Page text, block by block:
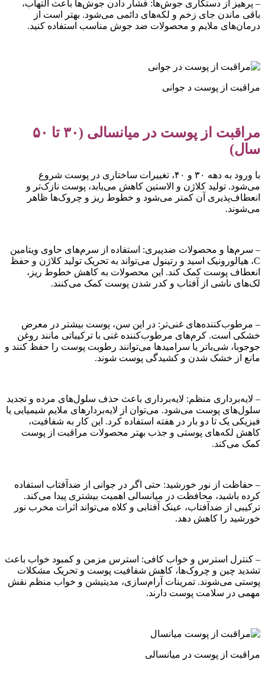
– پرهیز از دستکاری جوش‌ها: فشار دادن جوش‌ها باعث التهاب،
باقی ماندن جای زخم و لکه‌های دائمی می‌شود. بهتر است از
درمان‌های ملایم و محصولات ضد جوش مناسب استفاده کنید.
مراقبت از پوست د جوانی
مراقبت از پوست در میانسالی (۳۰ تا ۵۰
سال)
با ورود به دهه ۳۰ و ۴۰، تغییرات ساختاری در پوست شروع
می‌شود. تولید کلاژن و الاستین کاهش می‌یابد، پوست نازک‌تر و
انعطاف‌پذیری آن کمتر می‌شود و خطوط ریز و چروک‌ها ظاهر
می‌شوند.
– سرم‌ها و محصولات ضدپیری: استفاده از سرم‌های حاوی ویتامین
C، هیالورونیک اسید و رتینول می‌تواند به تحریک تولید کلاژن و حفظ
انعطاف پوست کمک کند. این محصولات به کاهش خطوط ریز،
لک‌های ناشی از آفتاب و کدر شدن پوست کمک می‌کنند.
– مرطوب‌کننده‌های غنی‌تر: در این سن، پوست بیشتر در معرض
خشکی است. کرم‌های مرطوب‌کننده غنی با ترکیباتی مانند روغن
جوجوبا، شی‌باتر یا سرامیدها می‌توانند رطوبت پوست را حفظ کنند و
مانع از خشک شدن و کشیدگی پوست شوند.
– لایه‌برداری منظم: لایه‌برداری باعث حذف سلول‌های مرده و تجدید
سلول‌های پوست می‌شود. می‌توان از لایه‌بردارهای ملایم شیمیایی یا
فیزیکی یک تا دو بار در هفته استفاده کرد. این کار به شفافیت،
کاهش لکه‌های پوستی و جذب بهتر محصولات مراقبت از پوست
کمک می‌کند.
– حفاظت از نور خورشید: حتی اگر در جوانی از ضدآفتاب استفاده
کرده باشید، محافظت در میانسالی اهمیت بیشتری پیدا می‌کند.
ترکیبی از ضدآفتاب، عینک آفتابی و کلاه می‌تواند اثرات مخرب نور
خورشید را کاهش دهد.
– کنترل استرس و خواب کافی: استرس مزمن و کمبود خواب باعث
تشدید چین و چروک‌ها، کاهش شفافیت پوست و تحریک مشکلات
پوستی می‌شوند. تمرینات آرام‌سازی، مدیتیشن و خواب منظم نقش
مهمی در سلامت پوست دارند.
مراقبت از پوست در میانسالی